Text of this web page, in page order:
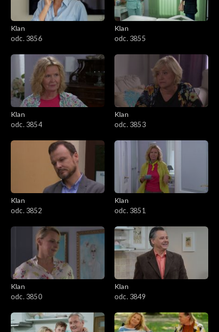
Klan
odc. 3856
Klan
odc. 3855
Klan
odc. 3854
Klan
odc. 3853
Klan
odc. 3852
Klan
odc. 3851
Klan
odc. 3850
Klan
odc. 3849